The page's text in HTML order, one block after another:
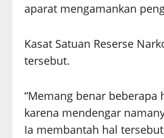
aparat mengamankan
Kasat Satuan Reserse
tersebut.
“Memang benar beberapa
karena mendengar
Ia membantah hal